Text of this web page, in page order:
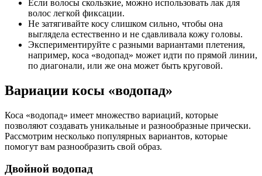
Если волосы скользкие, можно использовать лак для
волос легкой фиксации.
Не затягивайте косу слишком сильно, чтобы она
выглядела естественно и не сдавливала кожу головы.
Экспериментируйте с разными вариантами плетения,
например, коса «водопад» может идти по прямой линии,
по диагонали, или же она может быть круговой.
Вариации косы «водопад»
Коса «водопад» имеет множество вариаций, которые
позволяют создавать уникальные и разнообразные прически.
Рассмотрим несколько популярных вариантов, которые
помогут вам разнообразить свой образ.
Двойной водопад